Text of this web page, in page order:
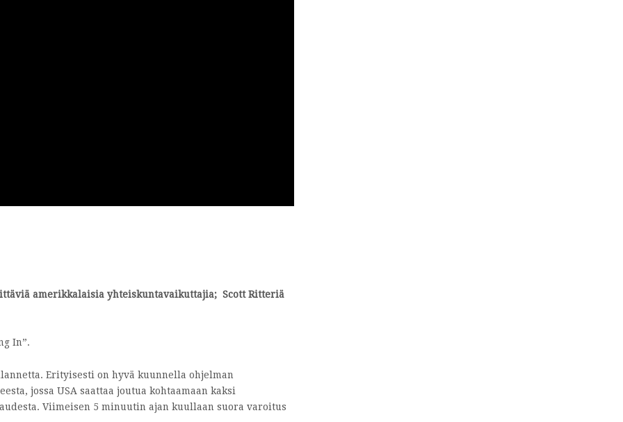
amerikkalaisia yhteiskuntavaikuttajia; Scott Ritteriä
In”.
Erityisesti on hyvä kuunnella ohjelman
jossa USA saattaa joutua kohtaamaan kaksi
Viimeisen 5 minuutin ajan kuullaan suora varoitus